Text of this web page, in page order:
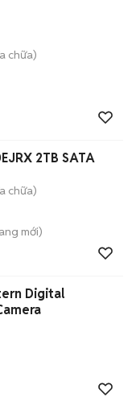
chữa)
2TB SATA
chữa)
mới)
Digital